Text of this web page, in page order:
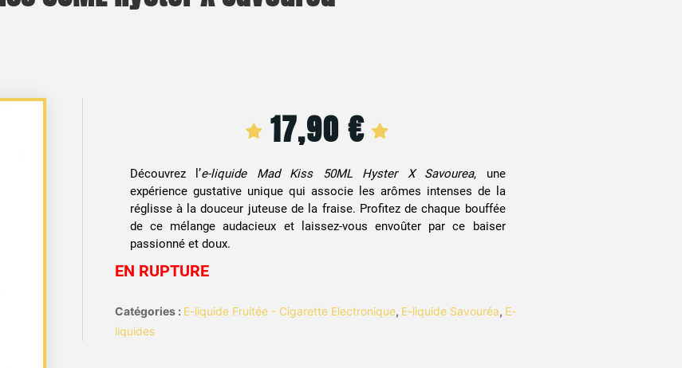
17,90€
Découvrez l’e-liquide Mad Kiss 50ML Hyster X Savourea, une
expérience gustative unique qui associe les arômes intenses de la
réglisse à la douceur juteuse de la fraise. Profitez de chaque bouffée
de ce mélange audacieux et laissez-vous envoûter par ce baiser
passionné et doux.
EN RUPTURE
Catégories : E-liquide Fruitée - Cigarette Electronique, E-liquide Savouréa, E-
liquides